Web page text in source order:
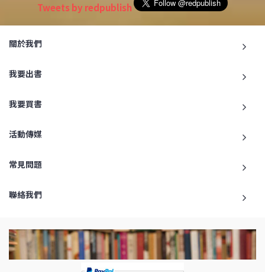
Tweets by redpublish
關於我們
我要出書
我要買書
活動傳媒
常見問題
聯絡我們